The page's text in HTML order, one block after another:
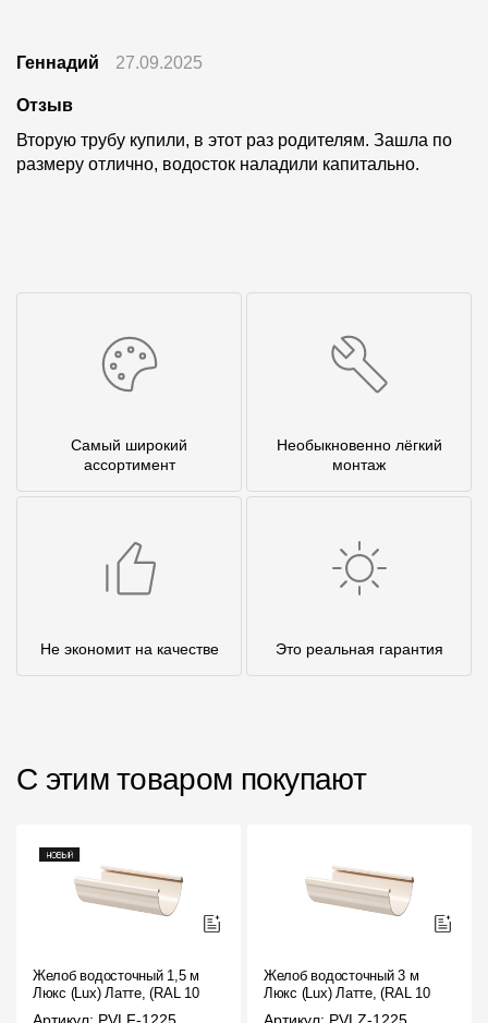
Геннадий 27.09.2025
Отзыв
Вторую трубу купили, в этот раз родителям. Зашла по
размеру отлично, водосток наладили капитально.
Самый широкий
ассортимент
Необыкновенно лёгкий
монтаж
Не экономит на качестве Это реальная гарантия
С этим товаром покупают
Желоб водосточный 1,5 м
Люкс (Lux) Латте, (RAL 1015)
Желоб водосточный 3 м
Люкс (Lux) Латте, (RAL 1015)